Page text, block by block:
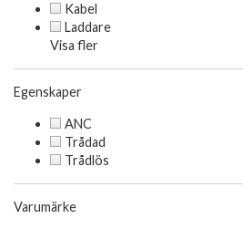
Kabel
Laddare
Visa fler
Egenskaper
ANC
Trådad
Trådlös
Varumärke